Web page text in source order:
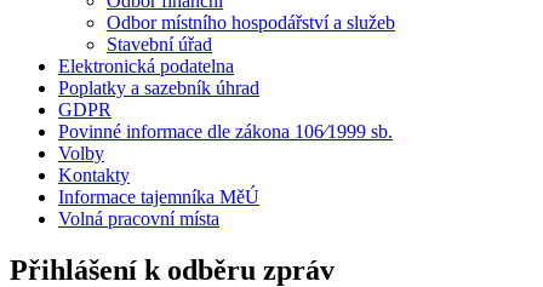
Odbor místního hospodářství a služeb
Stavební úřad
Elektronická podatelna
Poplatky a sazebník úhrad
GDPR
Povinné informace dle zákona 106⁄1999 sb.
Volby
Kontakty
Informace tajemníka MěÚ
Volná pracovní místa
Přihlášení k odběru zpráv